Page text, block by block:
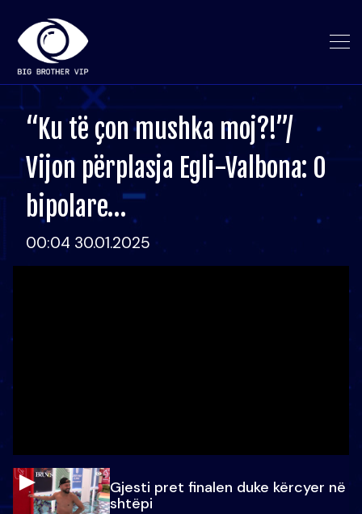
“Ku të çon mushka moj?!”/
Vijon përplasja Egli-Valbona: O
bipolare…
00:04 30.01.2025
Gjesti pret finalen duke kërcyer në
shtëpi